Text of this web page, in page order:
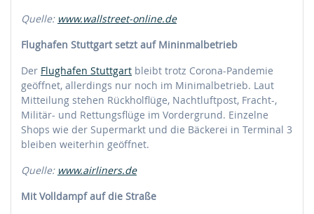
Quelle: www.wallstreet-online.de
Flughafen Stuttgart setzt auf Mininmalbetrieb
Der Flughafen Stuttgart bleibt trotz Corona-Pandemie
geöffnet, allerdings nur noch im Minimalbetrieb. Laut
Mitteilung stehen Rückholflüge, Nachtluftpost, Fracht-,
Militär- und Rettungsflüge im Vordergrund. Einzelne
Shops wie der Supermarkt und die Bäckerei in Terminal 3
bleiben weiterhin geöffnet.
Quelle: www.airliners.de
Mit Volldampf auf die Straße